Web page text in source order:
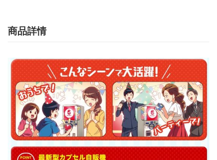
商品詳情